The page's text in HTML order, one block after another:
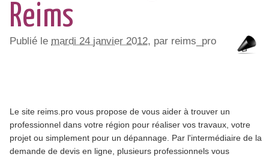
Reims
Publié le mardi 24 janvier 2012, par reims_pro
Le site reims.pro vous propose de vous aider à trouver un
professionnel dans votre région pour réaliser vos travaux, votre
projet ou simplement pour un dépannage. Par l'intermédiaire de la
demande de devis en ligne, plusieurs professionnels vous